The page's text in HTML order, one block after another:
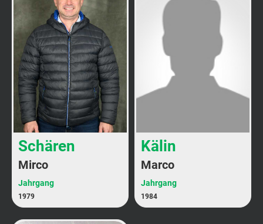
Schären
Mirco
Jahrgang
1979
Kälin
Marco
Jahrgang
1984